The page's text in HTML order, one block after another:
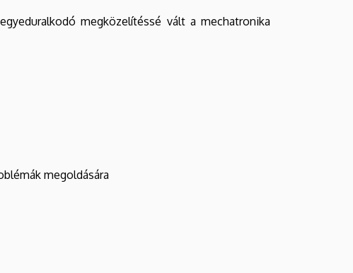
megközelítéssé vált a mechatronika
megoldására